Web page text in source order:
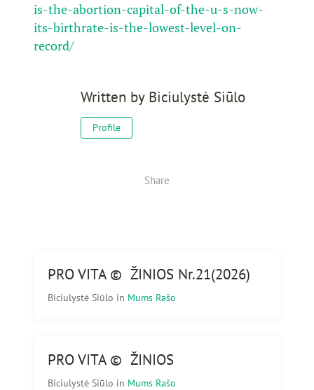
is-the-abortion-capital-of-the-u-s-now-
its-birthrate-is-the-lowest-level-on-
record/
Written by Biciulystė Siūlo
Profile
Share
PRO VITA © ŽINIOS Nr.21(2026)
Biciulystė Siūlo in Mums Rašo
PRO VITA © ŽINIOS
Biciulystė Siūlo in Mums Rašo